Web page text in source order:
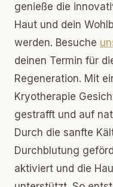
genieße die
Haut und dein
werden. Besuche
deinen Termin für
Regeneration. Mit
Kryotherapie
gestrafft und auf
Durch die sanfte
Durchblutung
aktiviert und die